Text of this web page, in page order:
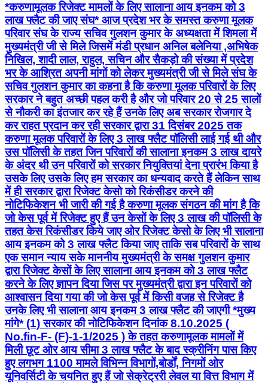
*करुणामूलक रिजेक्ट मामलों के लिए सालाना आय इनकम को 3
लाख फ्लैट की जाए संघ* आज प्रदेश भर के समस्त करुणा मूलक
परिवार संघ के राज्य सचिव गुलशन कुमार के अध्यक्षता में शिमला में
मुख्यमंत्री जी से मिले जिसमें मंडी प्रधान अनिल बलेनिया ,अभिषेक
निखिल, शादी लाल, राहुल, सचिन और सैकड़ो की संख्या में प्रदेश
भर के आश्रित अपनी मांगों को लेकर मुख्यमंत्री जी से मिले संघ के
सचिव गुलशन कुमार का कहना है कि करुणा मूलक परिवारों के लिए
सरकार ने बहुत अच्छी पहल करी है और जो परिवार 20 से 25 सालों
से नौकरी का इंतजार कर रहे हैं उनके लिए अब सरकार रोजगार दे
कर राहत प्रदान कर रही सरकार द्वारा 31 दिसंबर 2025 तक
करुणा मूलक परिवारों के लिए 3 लाख फ्लैट पॉलिसी लाई गई थी और
उस पॉलिसी के तहत जिन परिवारों की सालाना इनकम 3 लाख दायरे
के अंदर थी उन परिवारों को सरकार नियुक्तियां देना प्रारंभ किया है
उसके लिए उसके लिए हम सरकार का धन्यवाद करते हैं लेकिन साथ
में ही सरकार द्वारा रिजेक्ट केसो को रिकंसीडर करने की
नोटिफिकेशन भी जारी की गई है करुणा मूलक संगठन की मांग है कि
जो केस पूर्व में रिजेक्ट हुए हैं उन केसों के लिए 3 लाख की पॉलिसी के
तहत केस रिकंसीडर किये जाए ओर रिजेक्ट केसो के लिए भी सालाना
आय इनकम को 3 लाख फ्लैट किया जाए ताकि सब परिवारों के साथ
एक समान न्याय सके माननीय मुख्यमंत्री के समक्ष गुलशन कुमार
द्वारा रिजेक्ट केसों के लिए सालाना आय इनकम को 3 लाख फ्लैट
करने के लिए ज्ञापन दिया जिस पर मुख्यमंत्री द्वारा इन परिवारों को
आश्वासन दिया गया की जो केस पूर्व में किसी वजह से रिजेक्ट है
उनके लिए भी सालाना आय इनकम 3 लाख फ्लैट की जाएगी *मुख्य
मांगे* (1) सरकार की नोटिफिकेशन दिनांक 8.10.2025 (
No.fin-F- (F)-1-1/2025 ) के तहत करुणामूलक मामलों में
मिली छूट ओर आय सीमा 3 लाख फ्लैट के बाद स्क्रीनिंग पास किए
हुए लगभग 1100 मामले विभिन्न विभागों,बोर्डों, निगमों ओर
यूनिवर्सिटी के चयनित हुए हैं जो सेक्रेट्ररी लेवल या वित्त विभाग में